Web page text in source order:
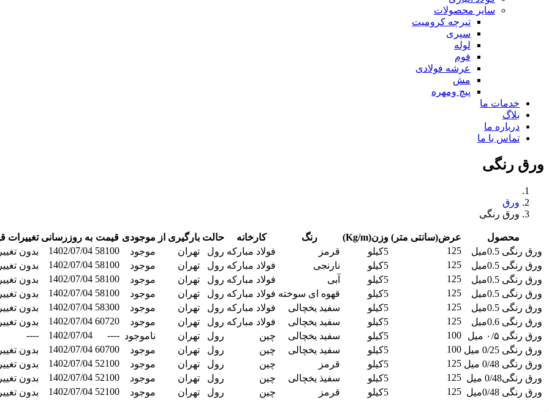
سایر محصولات
تیرچه کرومیت
سپری
لوله
فوم
عرشه فولادی
مش
پیچ ومهره
خدمات ما
بلاگ
درباره ما
تماس با ما
ورق رنگی
ورق
ورق رنگی
محصول عرض(سانتی متر) وزن(Kg/m) رنگ کارخانه حالت بارگیری از موجودی قیمت به روزرسانی تغییرات
ورق رنگی 0.5میل
125 5کیلو قرمز فولاد مبارکه رول تهران موجود 58100
1402/07/04
بدون
ورق رنگی 0.5میل
125 5کیلو نارنجی فولاد مبارکه رول تهران موجود 58100
1402/07/04
بدون
ورق رنگی 0.5میل
125 5کیلو آبی فولاد مبارکه رول تهران موجود 58100
1402/07/04
بدون
ورق رنگی 0.5میل
125 5کیلو قهوه ای سوخته فولاد مبارکه رول تهران موجود 58100
1402/07/04
بدون
ورق رنگی 0.5میل
125 5کیلو سفید یخچالی فولاد مبارکه رول تهران موجود 58300
1402/07/04
بدون
ورق رنگی 0.6میل
125 5کیلو سفید یخچالی فولاد مبارکه رول تهران موجود 60720
1402/07/04
بدون
ورق رنگی ۰/۵ میل
100 5کیلو سفید یخچالی چین رول تهران ناموجود ----
1402/07/04
----
ورق رنگی 0/25 میل
100 5کیلو سفید یخچالی چین رول تهران موجود 60700
1402/07/04
بدون
ورق رنگی 0/48 میل
125 5کیلو قرمز چین رول تهران موجود 52100
1402/07/04
بدون
ورق رنگی0/48 میل
125 5کیلو سفیذ یخچالی چین رول تهران موجود 52100
1402/07/04
بدون
ورق رنگی 0/48میل
125 5کیلو قرمز چین رول تهران موجود 52100
1402/07/04 بدون